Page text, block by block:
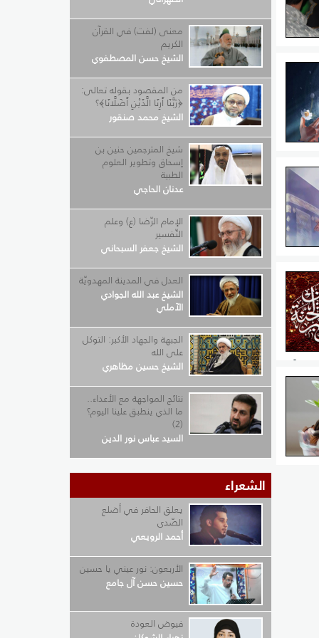
{إِنَّ
معنى (لفت) في القرآن
الكريم
الشيخ حسن المصطفوي
من المقصود بقوله تعالى:
﴿رَبَّنَا أَرِنَا الَّذَيْنِ أَضَلَّانَا﴾؟
الشيخ محمد صنقور
شيخ المترجمين حنين بن
إسحاق وتطوير العلوم
الطبية
عدنان الحاجي
الإمام الرّضا (ع) وعلم
التّفسير
الشيخ جعفر السبحاني
العدل في المدينة المهدويّة
الشيخ عبد الله الجوادي
الآملي
الجبهة والجهاد الأكبر: التوكل
على الله
الشيخ حسين مظاهري
نتائج المواجهة مع الأعداء..
ما الذي ينطبق علينا اليوم؟
(2)
السيد عباس نور الدين
الشعراء
يعلق الحافر في أضلع
الصّدى
أحمد الرويعي
الأربعون: نور عيني يا حسين
حسين حسن آل جامع
فيوض العودة